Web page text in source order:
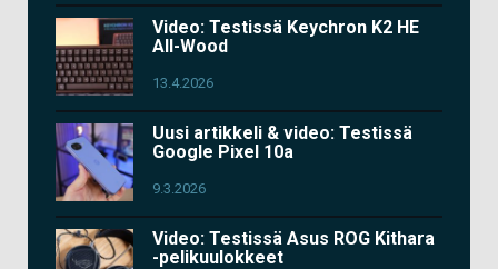
Video: Testissä Keychron K2 HE
All-Wood
13.4.2026
Uusi artikkeli & video: Testissä
Google Pixel 10a
9.3.2026
Video: Testissä Asus ROG Kithara
-pelikuulokkeet